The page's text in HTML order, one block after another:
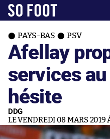
PAYS-BAS PSV
Afellay
services
hésite
DDG
LE VENDREDI 08 MARS 2019